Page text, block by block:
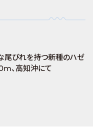
尾びれを持つ新種のハゼ
、高知沖にて